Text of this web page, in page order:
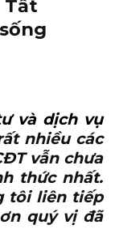
Tất
và dịch vụ
nhiều các
vẫn chưa
thức nhất.
tôi liên tiếp
quý vị đã